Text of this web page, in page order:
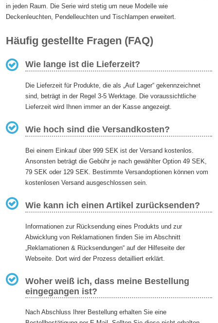
in jeden Raum. Die Serie wird stetig um neue Modelle wie
Deckenleuchten, Pendelleuchten und Tischlampen erweitert.
Häufig gestellte Fragen (FAQ)
Wie lange ist die Lieferzeit?
Die Lieferzeit für Produkte, die als „Auf Lager“ gekennzeichnet
sind, beträgt in der Regel 3-5 Werktage. Die voraussichtliche
Lieferzeit wird Ihnen immer an der Kasse angezeigt.
Wie hoch sind die Versandkosten?
Bei einem Einkauf über 999 SEK ist der Versand kostenlos.
Ansonsten beträgt die Gebühr je nach gewählter Option 49 SEK,
79 SEK oder 129 SEK. Bestimmte Versandoptionen können vom
kostenlosen Versand ausgeschlossen sein.
Wie kann ich einen Artikel zurücksenden?
Informationen zur Rücksendung eines Produkts und zur
Abwicklung von Reklamationen finden Sie im Abschnitt
„Reklamationen & Rücksendungen“ auf der Hilfeseite der
Webseite. Dort wird der Prozess detailliert erklärt.
Woher weiß ich, dass meine Bestellung
eingegangen ist?
Nach Abschluss Ihrer Bestellung erhalten Sie eine